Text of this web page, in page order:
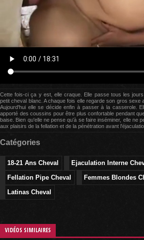
Cette fois-ci ça y est, elle craque. Elle passe tous les
petit cheval blanc. A chaque fois elle regarde son gros sexe
Aujourd'hui elle se décide enfin à passer à la casserole.
apporté des coussins pour être plus confortable pendant
baise. Bien qu'elle ne pense qu'à se faire inséminer, elle ne
aux plaisirs de la fellation et de la pénétration avant
Catégories
18-21 Ans Cheval
Ejaculation Interne
Fellation Pipe Cheval
Femmes Blondes
Latinas Cheval
VIDÉOS SIMILAIRES